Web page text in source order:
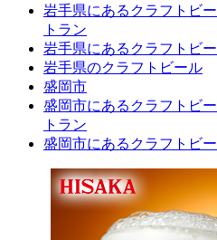
岩手県にあるクラフトビ
トラン
岩手県にあるクラフトビ
岩手県のクラフトビール
盛岡市
盛岡市にあるクラフトビ
トラン
盛岡市にあるクラフトビ